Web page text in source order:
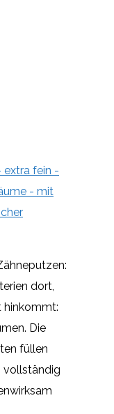
extra fein -
- mit
dort,
hinkommt:
Die
füllen
vollständig